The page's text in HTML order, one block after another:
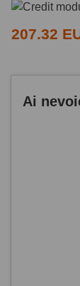
207.32
Ai